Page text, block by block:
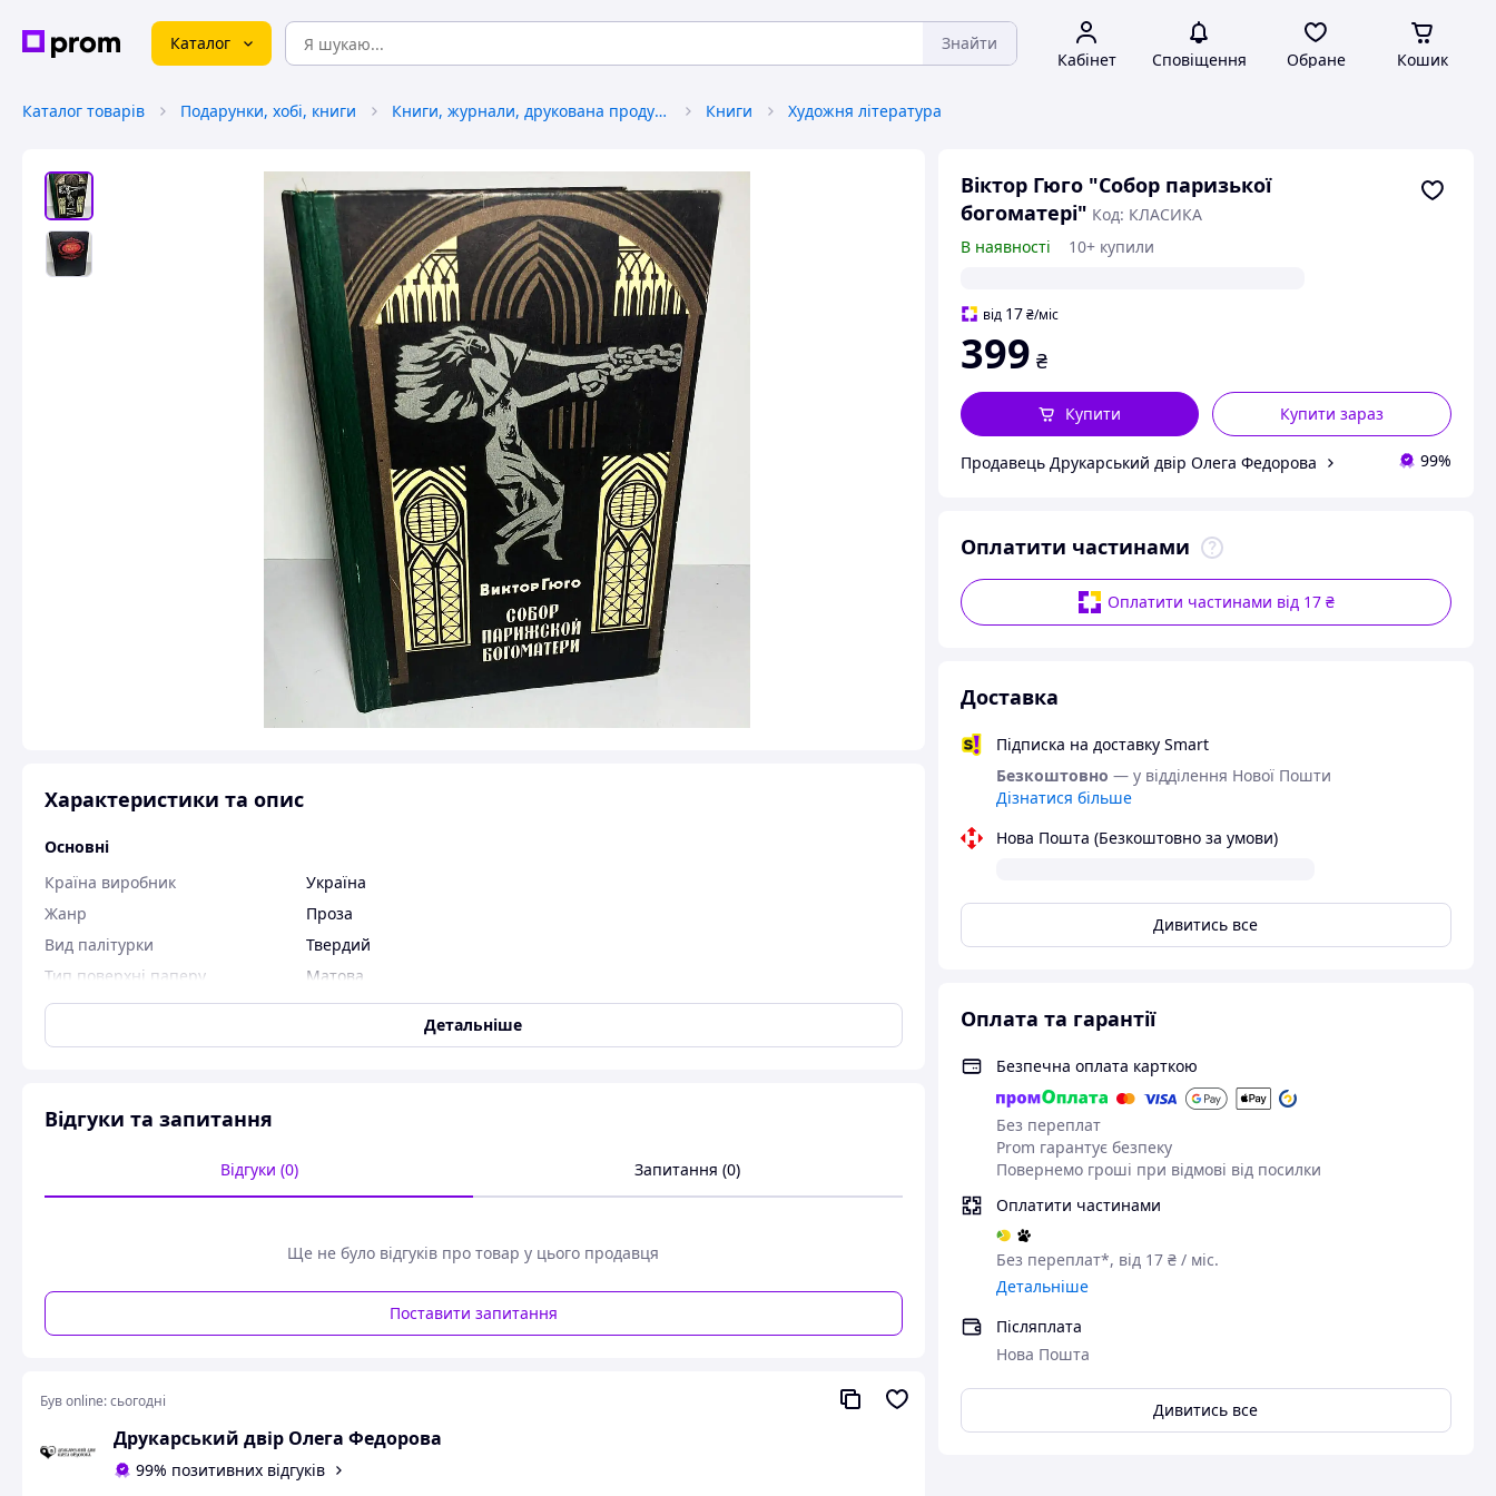
Каталог Знайти
Кабінет Сповіщення Обране Кошик
Каталог товарів Подарунки, хобі, книги Книги, журнали, друкована продукція Книги Художня література
Віктор Гюго "Собор паризької
богоматері" Код: КЛАСИКА
В наявності
10+ купили
від 17 ₴/міс
399 ₴
Купити зараз
Купити
Продавець Друкарський двір Олега Федорова 99%
Оплатити частинами
Оплатити частинами від 17 ₴
Доставка
Підписка на доставку Smart
Безкоштовно — у відділення Нової Пошти
Дізнатися більше
Нова Пошта (Безкоштовно за умови)
Дивитись все
Оплата та гарантії
Безпечна оплата карткою
Без переплат
Prom гарантує безпеку
Повернемо гроші при відмові від посилки
Оплатити частинами
Без переплат*, від 17 ₴ / міс.
Детальніше
Післяплата
Нова Пошта
Дивитись все
Характеристики та опис
Основні
Країна виробник
Україна
Жанр
Проза
Вид палітурки
Твердий
Тип поверхні паперу
Матова
Тип поліграфічного паперу
Некрейдований
Кількість сторінок
Стан
читача до середньовічного Парижа XV століття.
капітана Феба. Їхні пристрасті, ревнощі, кохання й страждання розгортаються на тлі величного собору, який
стає символом часу, віри та людської долі.
Детальніше
Відгуки та запитання
Відгуки (0) Запитання (0)
Ще не було відгуків про товар у цього продавця
Поставити запитання
Був online:сьогодні
Друкарський двір Олега Федорова
99% позитивних відгуків